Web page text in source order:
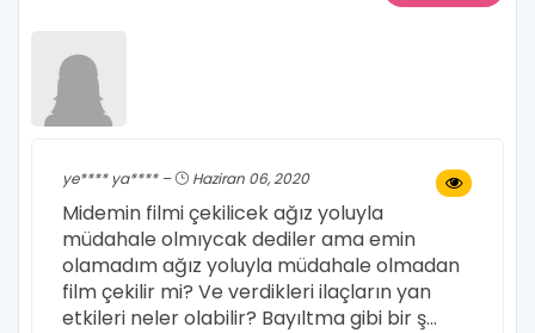
ye**** ya**** – Haziran 06, 2020
Midemin filmi çekilicek ağız yoluyla
müdahale olmıycak dediler ama emin
olamadım ağız yoluyla müdahale olmadan
film çekilir mi? Ve verdikleri ilaçların yan
etkileri neler olabilir? Bayıltma gibi bir ş...